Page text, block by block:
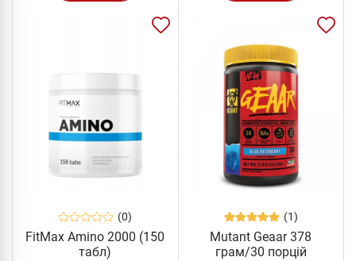
(0)
FitMax Amino 2000 (150
табл)
(1)
Mutant Geaar 378
грам/30 порцій